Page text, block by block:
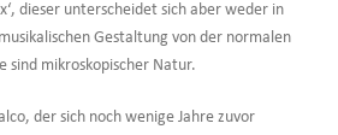
dieser unterscheidet sich aber weder in
Gestaltung von der normalen
sind mikroskopischer Natur.
der sich noch wenige Jahre zuvor